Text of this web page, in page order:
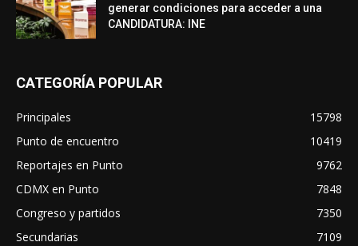
generar condiciones para acceder a una
CANDIDATURA: INE
CATEGORÍA POPULAR
Principales
15798
Punto de encuentro
10419
Reportajes en Punto
9762
CDMX en Punto
7848
Congreso y partidos
7350
Secundarias
7109